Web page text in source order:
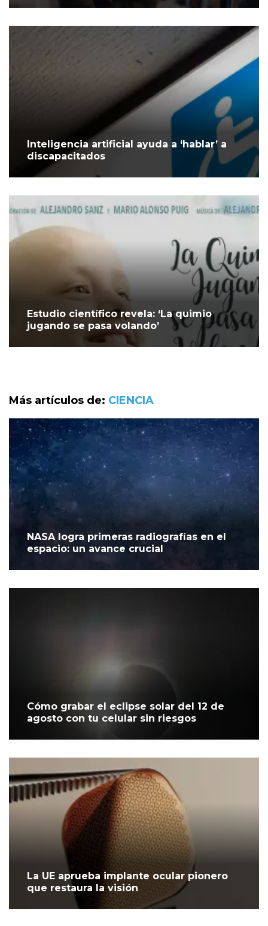
Inteligencia artificial ayuda a ‘hablar’ a
discapacitados
Estudio científico revela: ‘La quimio
jugando se pasa volando’
Más artículos de: CIENCIA
NASA logra primeras radiografías en el
espacio: un avance crucial
Cómo grabar el eclipse solar del 12 de
agosto con tu celular sin riesgos
La UE aprueba implante ocular pionero
que restaura la visión